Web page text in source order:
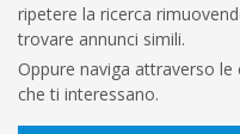
A
€
ripetere la ricerca
trovare annunci simili.
Oppure naviga attraverso
che ti interessano.